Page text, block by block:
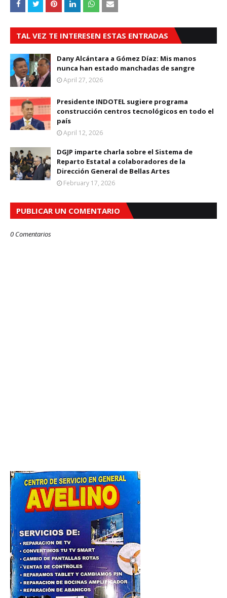
TAL VEZ TE INTERESEN ESTAS ENTRADAS
Dany Alcántara a Gómez Díaz: Mis manos
nunca han estado manchadas de sangre
April 27, 2026
Presidente INDOTEL sugiere programa
construcción centros tecnológicos en todo el
país
April 12, 2026
DGJP imparte charla sobre el Sistema de
Reparto Estatal a colaboradores de la
Dirección General de Bellas Artes
February 17, 2026
PUBLICAR UN COMENTARIO
0 Comentarios